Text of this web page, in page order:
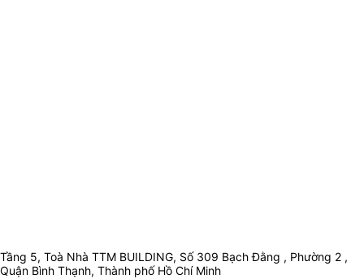
Tầng 5, Toà Nhà TTM BUILDING, Số 309 Bạch Đằng , Phường 2 ,
Quận Bình Thạnh, Thành phố Hồ Chí Minh